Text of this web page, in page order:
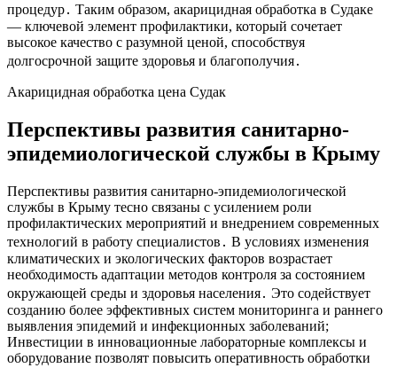
процедур․ Таким образом, акарицидная обработка в Судаке
— ключевой элемент профилактики, который сочетает
высокое качество с разумной ценой, способствуя
долгосрочной защите здоровья и благополучия․
Акарицидная обработка цена Судак
Перспективы развития санитарно-
эпидемиологической службы в Крыму
Перспективы развития санитарно-эпидемиологической
службы в Крыму тесно связаны с усилением роли
профилактических мероприятий и внедрением современных
технологий в работу специалистов․ В условиях изменения
климатических и экологических факторов возрастает
необходимость адаптации методов контроля за состоянием
окружающей среды и здоровья населения․ Это содействует
созданию более эффективных систем мониторинга и раннего
выявления эпидемий и инфекционных заболеваний;
Инвестиции в инновационные лабораторные комплексы и
оборудование позволят повысить оперативность обработки